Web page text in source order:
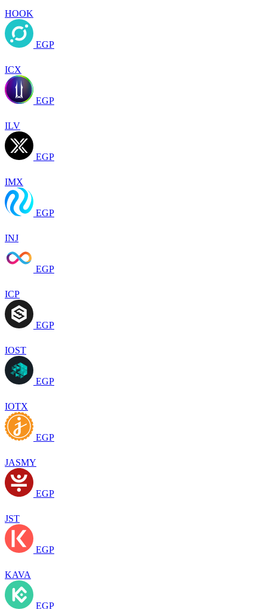
HOOK
EGP
ICX
EGP
ILV
EGP
IMX
EGP
INJ
EGP
ICP
EGP
IOST
EGP
IOTX
EGP
JASMY
EGP
JST
EGP
KAVA
EGP